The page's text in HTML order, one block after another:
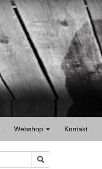
Webshop Kontakt